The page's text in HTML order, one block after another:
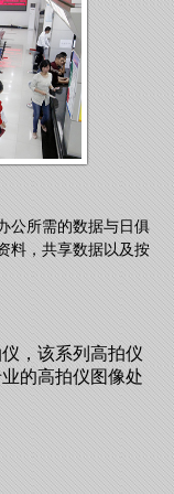
公所需的数据与日俱
料，共享数据以及按
，该系列高拍仪
的高拍仪图像处